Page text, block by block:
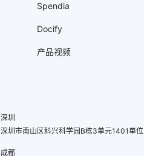
Spendia
Docify
产品视频
深圳
深圳市南山区科兴科学园B栋3单元1401单位
成都